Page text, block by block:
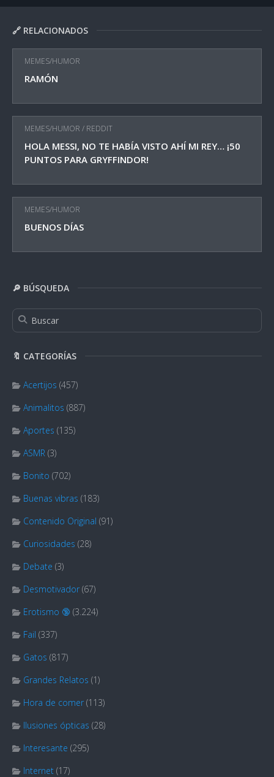
🔗 RELACIONADOS
MEMES/HUMOR
RAMÓN
MEMES/HUMOR / REDDIT
HOLA MESSI, NO TE HABÍA VISTO AHÍ MI REY… ¡50
PUNTOS PARA GRYFFINDOR!
MEMES/HUMOR
BUENOS DÍAS
🔎 BÚSQUEDA
🔖 CATEGORÍAS
Acertijos (457)
Animalitos (887)
Aportes (135)
ASMR (3)
Bonito (702)
Buenas vibras (183)
Contenido Original (91)
Curiosidades (28)
Debate (3)
Desmotivador (67)
Erotismo 🔞 (3.224)
Fail (337)
Gatos (817)
Grandes Relatos (1)
Hora de comer (113)
Ilusiones ópticas (28)
Interesante (295)
Internet (17)